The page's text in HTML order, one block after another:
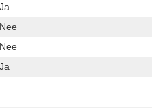
Ja
Nee
Nee
Ja